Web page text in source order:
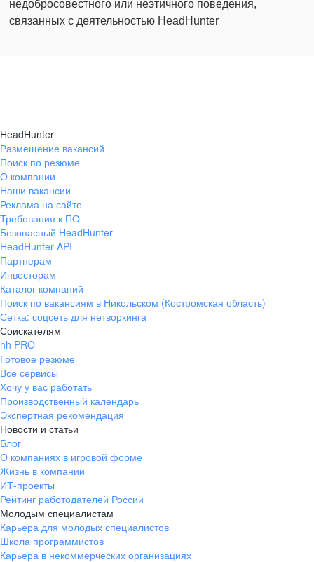
недобросовестного или неэтичного поведения,
связанных с деятельностью HeadHunter
HeadHunter
Размещение вакансий
Поиск по резюме
О компании
Наши вакансии
Реклама на сайте
Требования к ПО
Безопасный HeadHunter
HeadHunter API
Партнерам
Инвесторам
Каталог компаний
Поиск по вакансиям в Никольском (Костромская область)
Сетка: соцсеть для нетворкинга
Соискателям
hh PRO
Готовое резюме
Все сервисы
Хочу у вас работать
Производственный календарь
Экспертная рекомендация
Новости и статьи
Блог
О компаниях в игровой форме
Жизнь в компании
ИТ-проекты
Рейтинг работодателей России
Молодым специалистам
Карьера для молодых специалистов
Школа программистов
Карьера в некоммерческих организациях